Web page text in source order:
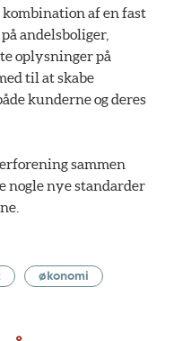
kombination af en fast
andelsboliger,
oplysninger på
til at skabe
kunderne og deres
sammen
nogle nye standarder
økonomi